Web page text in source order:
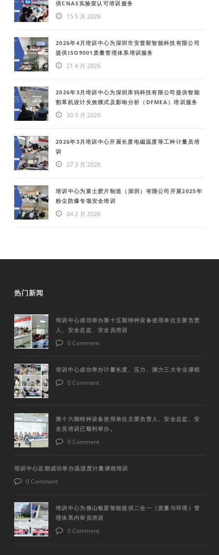
供CNAS实验室认可培训服务
15 5 月 2026
2026年4月培训中心为深圳市安普斯智能科技有限公司
提供ISO9001质量管理体系培训服务
21 4 月 2026
2026年3月培训中心为深圳库犸科技有限公司提供智能
割草机设计失效模式及影响分析（DFMEA）培训服务
30 3 月 2026
2026年3月培训中心开展长度电磁温度等工种计量员培
训
27 3 月 2026
培训中心为富士胶片制造（深圳）有限公司开展2025年
粉尘防爆专项安全培训
04 2 月 2026
热门新闻
培训中心成功举办第十五期特种设备使用单位主要负责
人、安全总监、安全员培训
0 Comment
培训中心成功举办计量长度、压力、测力三大专业课程
0 Comment
第十六期特种设备使用单位主要负责人、安全总监、安
全员培训已顺利举办。
0 Comment
培训中心近期成功举办温湿度计量课程培训
0 Comment
培训中心为佛山银星智能提供二合一（质量与环境）管
理体系内审员培训
0 Comment